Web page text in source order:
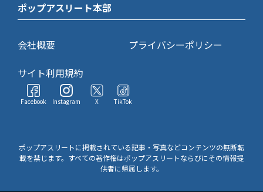
ポップアスリート本部
会社概要
プライバシーポリシー
サイト利用規約
Facebook Instagram X TikTok
ポップアスリートに掲載されている記事・写真などコンテンツの無断転
載を禁じます。すべての著作権はポップアスリートならびにその情報提
供者に帰属します。